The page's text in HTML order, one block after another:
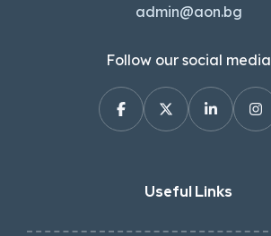
admin@aon.bg
Follow our social media
Useful Links